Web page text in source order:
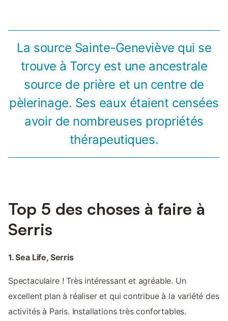
La source Sainte-Geneviève qui se
trouve à Torcy est une ancestrale
source de prière et un centre de
pèlerinage. Ses eaux étaient censées
avoir de nombreuses propriétés
thérapeutiques.
Top 5 des choses à faire à
Serris
1. Sea Life, Serris
Spectaculaire ! Très intéressant et agréable. Un
excellent plan à réaliser et qui contribue à la variété des
activités à Paris. Installations très confortables.